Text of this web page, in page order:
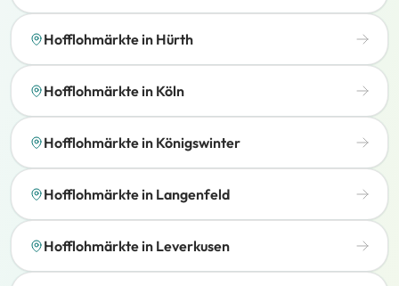
Hofflohmärkte in Hürth
Hofflohmärkte in Köln
Hofflohmärkte in Königswinter
Hofflohmärkte in Langenfeld
Hofflohmärkte in Leverkusen